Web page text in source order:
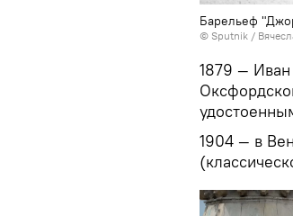
Барельеф
© Sputnik /
1879 — Иван
1904 — в